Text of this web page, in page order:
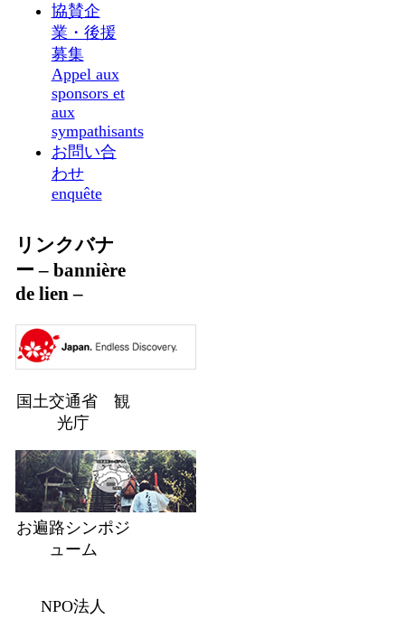
協賛企
業・後援
募集
Appel aux
sponsors et
aux
sympathisants
お問い合
わせ
enquête
リンクバナ
ー – bannière
de lien –
国土交通省 観
光庁
お遍路シンポジ
ューム
NPO法人